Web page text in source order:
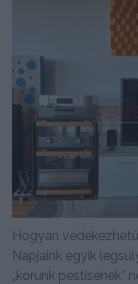
Hogyan
Napjaink egyik
„korunk pestisének”